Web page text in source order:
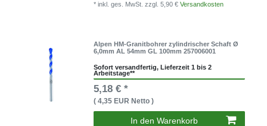
* inkl. ges. MwSt.zzgl. 5,90 €Versandkosten
Alpen HM-Granitbohrer zylindrischer Schaft Ø
6,0mm AL 54mm GL 100mm 257006001
Sofort versandfertig, Lieferzeit 1 bis 2
Arbeitstage**
5,18 € *
( 4,35 EUR Netto )
In den Warenkorb